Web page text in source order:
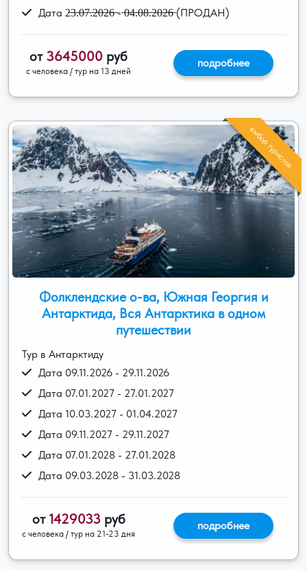
Дата 2̶3̶.̶0̶7̶.̶2̶0̶2̶6̶ ̶- ̶0̶4̶.̶0̶8̶.̶2̶0̶2̶6̶ (ПРОДАН)
от 3645000 руб
с человека / тур на 13 дней
подробнее
Фолклендские о-ва, Южная Георгия и
Антарктида, Вся Антарктика в одном
путешествии
выбор туристов
Тур в Антарктиду
Дата 09.11.2026 - 29.11.2026
Дата 07.01.2027 - 27.01.2027
Дата 10.03.2027 - 01.04.2027
Дата 09.11.2027 - 29.11.2027
Дата 07.01.2028 - 27.01.2028
Дата 09.03.2028 - 31.03.2028
от 1429033руб
с человека / тур на 21-23 дня
подробнее